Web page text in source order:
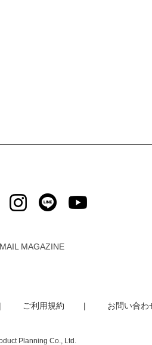
MAIL MAGAZINE
ご利用規約 お問い合わ
Planning Co., Ltd.